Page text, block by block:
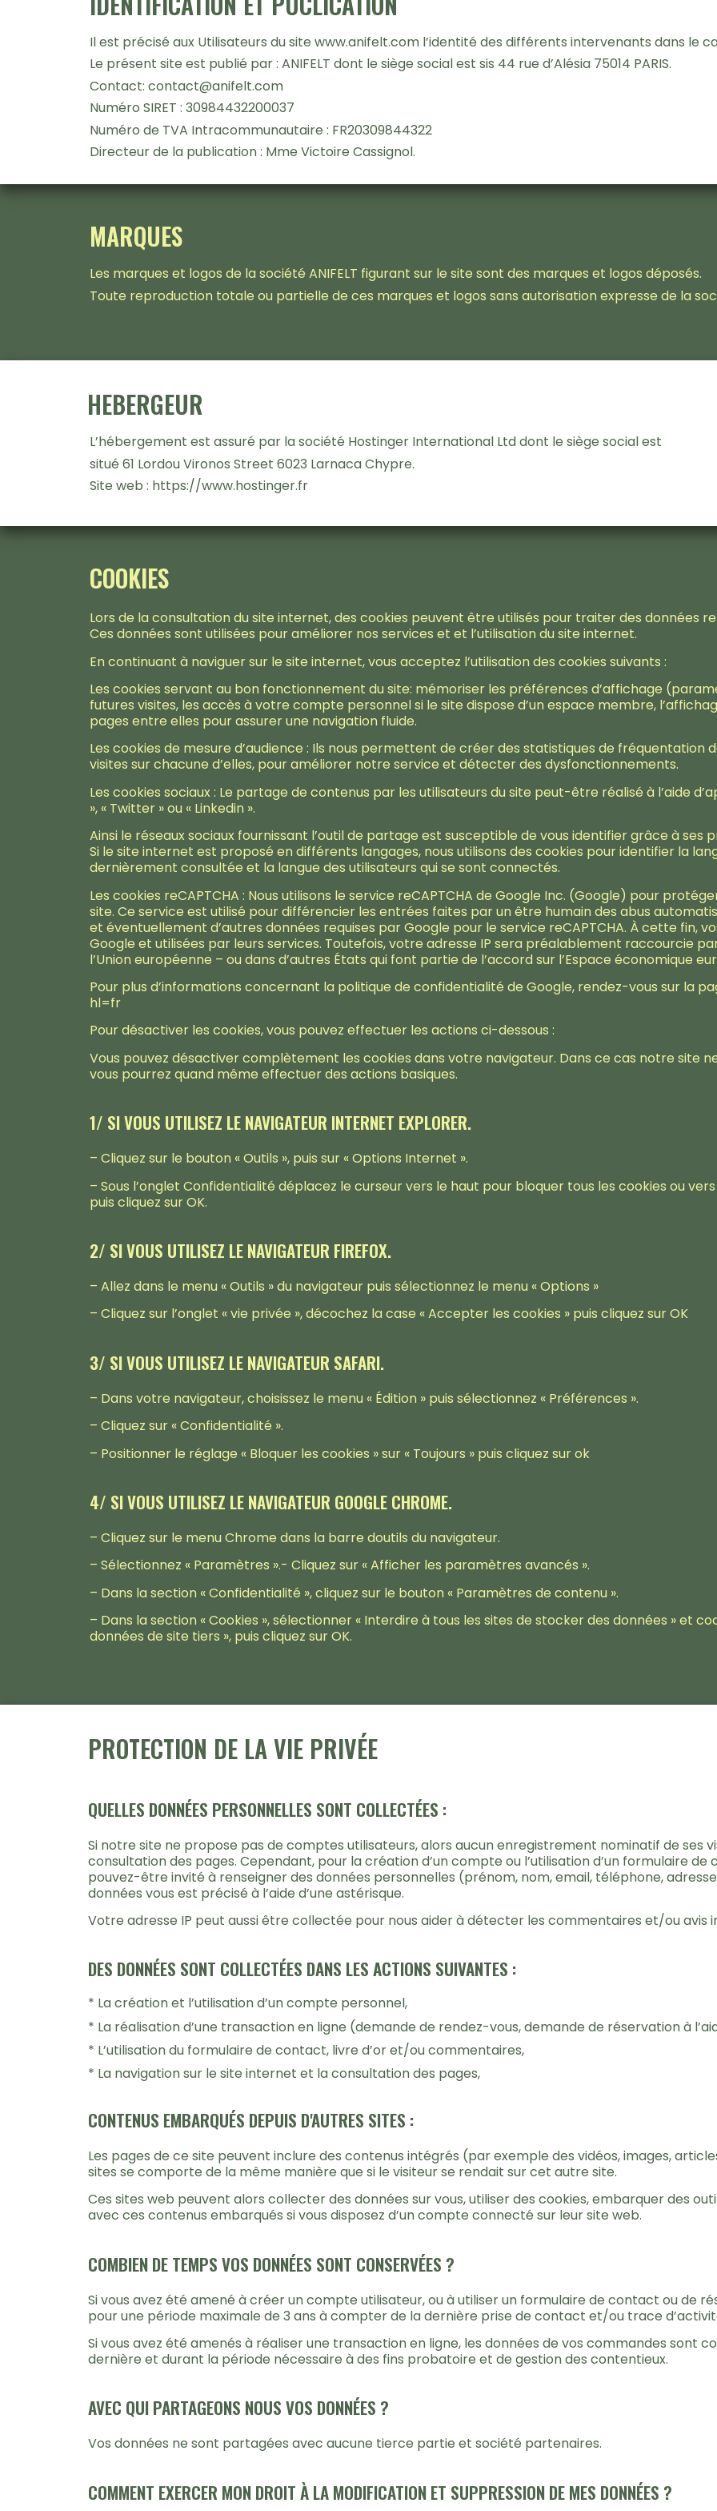
Il est précisé aux Utilisateurs du site www.anifelt.com l’identité des différents intervenants dans le
Le présent site est publié par : ANIFELT dont le siège social est sis 44 rue d’Alésia 75014 PARIS.
Contact: contact@anifelt.com
Numéro SIRET : 30984432200037
Numéro de TVA Intracommunautaire : FR20309844322
Directeur de la publication : Mme Victoire Cassignol.
MARQUES
Les marques et logos de la société ANIFELT figurant sur le site sont des marques et logos déposés.
Toute reproduction totale ou partielle de ces marques et logos sans autorisation expresse de la
HEBERGEUR
L’hébergement est assuré par la société Hostinger International Ltd dont le siège social est
situé 61 Lordou Vironos Street 6023 Larnaca Chypre.
Site web : https://www.hostinger.fr
COOKIES
Lors de la consultation du site internet, des cookies peuvent être utilisés pour traiter des données
Ces données sont utilisées pour améliorer nos services et et l’utilisation du site internet.
En continuant à naviguer sur le site internet, vous acceptez l’utilisation des cookies suivants :
Les cookies servant au bon fonctionnement du site: mémoriser les préférences d’affichage
futures visites, les accès à votre compte personnel si le site dispose d’un espace membre,
pages entre elles pour assurer une navigation fluide.
Les cookies de mesure d’audience : Ils nous permettent de créer des statistiques de fréquentation
visites sur chacune d’elles, pour améliorer notre service et détecter des dysfonctionnements.
Les cookies sociaux : Le partage de contenus par les utilisateurs du site peut-être réalisé à l’aide
», « Twitter » ou « Linkedin ».
Ainsi le réseaux sociaux fournissant l’outil de partage est susceptible de vous identifier grâce à ses
Si le site internet est proposé en différents langages, nous utilisons des cookies pour identifier la
dernièrement consultée et la langue des utilisateurs qui se sont connectés.
Les cookies reCAPTCHA : Nous utilisons le service reCAPTCHA de Google Inc. (Google) pour
site. Ce service est utilisé pour différencier les entrées faites par un être humain des abus
et éventuellement d’autres données requises par Google pour le service reCAPTCHA. À cette fin,
Google et utilisées par leurs services. Toutefois, votre adresse IP sera préalablement raccourcie
l’Union européenne – ou dans d’autres États qui font partie de l’accord sur l’Espace économique
Pour plus d’informations concernant la politique de confidentialité de Google, rendez-vous sur la
hl=fr
Pour désactiver les cookies, vous pouvez effectuer les actions ci-dessous :
Vous pouvez désactiver complètement les cookies dans votre navigateur. Dans ce cas notre site
vous pourrez quand même effectuer des actions basiques.
1/ SI VOUS UTILISEZ LE NAVIGATEUR INTERNET EXPLORER.
– Cliquez sur le bouton « Outils », puis sur « Options Internet ».
– Sous l’onglet Confidentialité déplacez le curseur vers le haut pour bloquer tous les cookies ou
puis cliquez sur OK.
2/ SI VOUS UTILISEZ LE NAVIGATEUR FIREFOX.
– Allez dans le menu « Outils » du navigateur puis sélectionnez le menu « Options »
– Cliquez sur l’onglet « vie privée », décochez la case « Accepter les cookies » puis cliquez sur OK
3/ SI VOUS UTILISEZ LE NAVIGATEUR SAFARI.
– Dans votre navigateur, choisissez le menu « Édition » puis sélectionnez « Préférences ».
– Cliquez sur « Confidentialité ».
– Positionner le réglage « Bloquer les cookies » sur « Toujours » puis cliquez sur ok
4/ SI VOUS UTILISEZ LE NAVIGATEUR GOOGLE CHROME.
– Cliquez sur le menu Chrome dans la barre doutils du navigateur.
– Sélectionnez « Paramètres ».- Cliquez sur « Afficher les paramètres avancés ».
– Dans la section « Confidentialité », cliquez sur le bouton « Paramètres de contenu ».
– Dans la section « Cookies », sélectionner « Interdire à tous les sites de stocker des données » et
données de site tiers », puis cliquez sur OK.
PROTECTION DE LA VIE PRIVÉE
QUELLES DONNÉES PERSONNELLES SONT COLLECTÉES :
Si notre site ne propose pas de comptes utilisateurs, alors aucun enregistrement nominatif de ses
consultation des pages. Cependant, pour la création d’un compte ou l’utilisation d’un formulaire
pouvez-être invité à renseigner des données personnelles (prénom, nom, email, téléphone,
données vous est précisé à l’aide d’une astérisque.
Votre adresse IP peut aussi être collectée pour nous aider à détecter les commentaires et/ou avis
DES DONNÉES SONT COLLECTÉES DANS LES ACTIONS SUIVANTES :
* La création et l’utilisation d’un compte personnel,
* La réalisation d’une transaction en ligne (demande de rendez-vous, demande de réservation à
* L’utilisation du formulaire de contact, livre d’or et/ou commentaires,
* La navigation sur le site internet et la consultation des pages,
CONTENUS EMBARQUÉS DEPUIS D'AUTRES SITES :
Les pages de ce site peuvent inclure des contenus intégrés (par exemple des vidéos, images,
sites se comporte de la même manière que si le visiteur se rendait sur cet autre site.
Ces sites web peuvent alors collecter des données sur vous, utiliser des cookies, embarquer des
avec ces contenus embarqués si vous disposez d’un compte connecté sur leur site web.
COMBIEN DE TEMPS VOS DONNÉES SONT CONSERVÉES ?
Si vous avez été amené à créer un compte utilisateur, ou à utiliser un formulaire de contact ou de
pour une période maximale de 3 ans à compter de la dernière prise de contact et/ou trace
Si vous avez été amenés à réaliser une transaction en ligne, les données de vos commandes sont
dernière et durant la période nécessaire à des fins probatoire et de gestion des contentieux.
AVEC QUI PARTAGEONS NOUS VOS DONNÉES ?
Vos données ne sont partagées avec aucune tierce partie et société partenaires.
COMMENT EXERCER MON DROIT À LA MODIFICATION ET SUPPRESSION DE MES DONNÉES ?